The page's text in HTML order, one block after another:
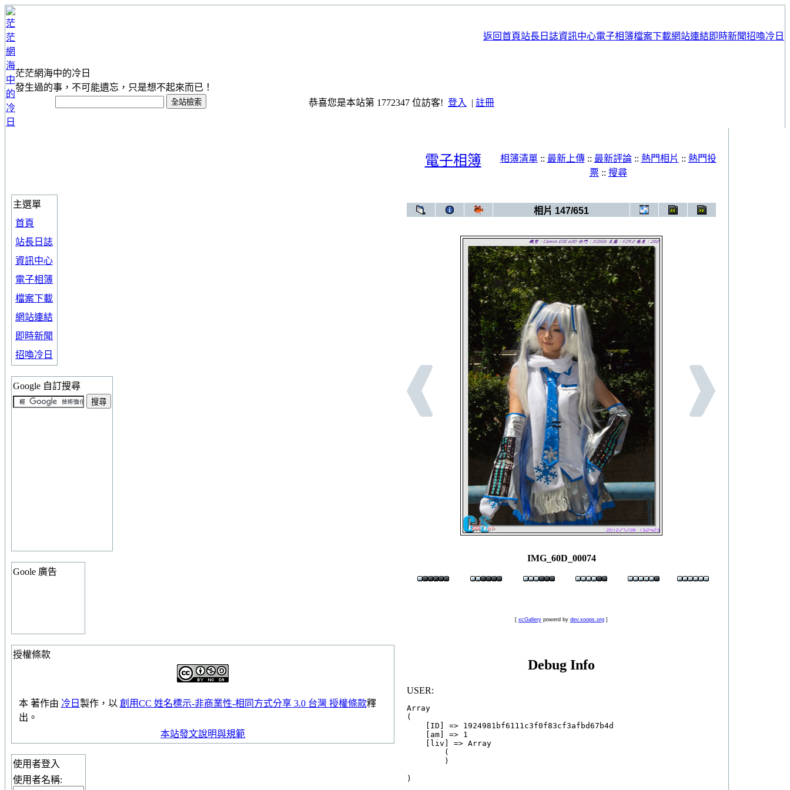
返回首頁站長日誌資訊中心電子相簿檔案下載網站連結即時新聞招喚冷日
茫茫網海中的冷日
發生過的事，不可能遺忘，只是想不起來而已！
恭喜您是本站第 1772347 位訪客! 登入 | 註冊
主選單
首頁
站長日誌
資訊中心
電子相簿
檔案下載
網站連結
即時新聞
招喚冷日
Google 自訂搜尋
Goole 廣告
授權條款
本 著作由 冷日 製作，以 創用CC 姓名標示-非商業性-相同方式分享 3.0 台灣 授權條款釋
出。
本站發文說明與規範
使用者登入
使用者名稱:
電子相簿 相簿清單:: 最新上傳:: 最新評論:: 熱門相片 :: 熱門投
票:: 搜尋
相片 147/651
IMG_60D_00074
[ xcGallery powerd by dev.xoops.org ]
Debug Info
USER:
Array
(
    [ID] => 1924981bf6111c3f0f83cf3afbd67b4d
    [am] => 1
    [liv] => Array
        (
        )